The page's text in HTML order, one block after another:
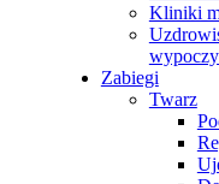
Kliniki
Zabiegi
Twarz